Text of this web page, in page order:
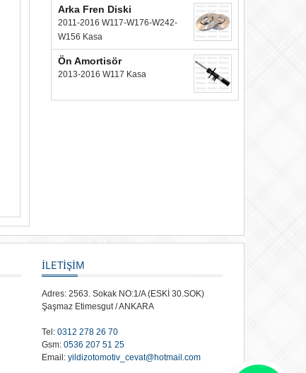
Arka Fren Diski
2011-2016 W117-W176-W242-
W156 Kasa
Ön Amortisör
2013-2016 W117 Kasa
İLETİŞİM
Adres: 2563. Sokak NO:1/A (ESKİ 30.SOK)
Şaşmaz Etimesgut / ANKARA
Tel:0312 278 26 70
Gsm:0536 207 51 25
Email:yildizotomotiv_cevat@hotmail.com